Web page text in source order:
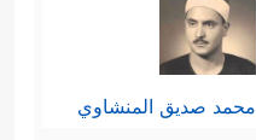
محمد صديق المنشاوي